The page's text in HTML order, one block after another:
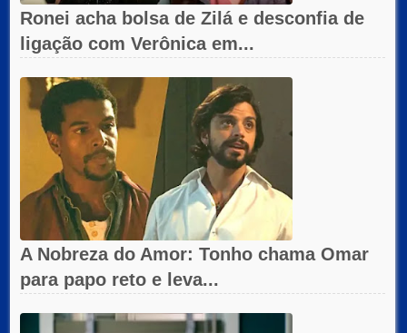
Ronei acha bolsa de Zilá e desconfia de
ligação com Verônica em...
A Nobreza do Amor: Tonho chama Omar
para papo reto e leva...